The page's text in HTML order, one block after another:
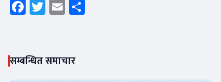
Facebook
Twitter
Email
सम्बन्धित समाचार